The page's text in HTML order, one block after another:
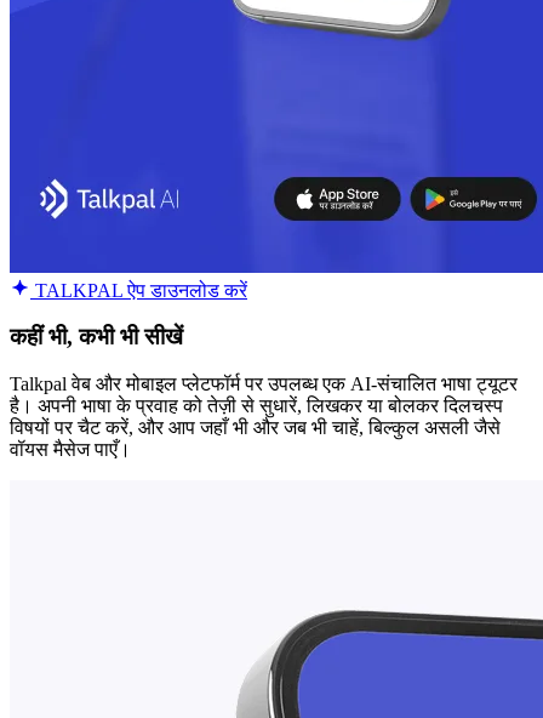
TALKPAL ऐप डाउनलोड करें
कहीं भी, कभी भी सीखें
Talkpal वेब और मोबाइल प्लेटफॉर्म पर उपलब्ध एक AI-संचालित भाषा ट्यूटर
है। अपनी भाषा के प्रवाह को तेज़ी से सुधारें, लिखकर या बोलकर दिलचस्प
विषयों पर चैट करें, और आप जहाँ भी और जब भी चाहें, बिल्कुल असली जैसे
वॉयस मैसेज पाएँ।